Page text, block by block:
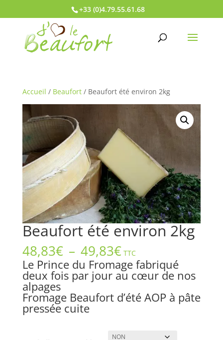
+33 (0)4.79.55.61.68
Accueil / Beaufort/ Beaufort été environ 2kg
Beaufort été environ 2kg
48,83€ – 49,83€Plage
de
prix :
48,83€
à
49,83€
TTC
Le Prince du Fromage fabriqué
deux fois par jour au cœur de nos
alpages
Fromage Beaufort d’été AOP à pâte
pressée cuite